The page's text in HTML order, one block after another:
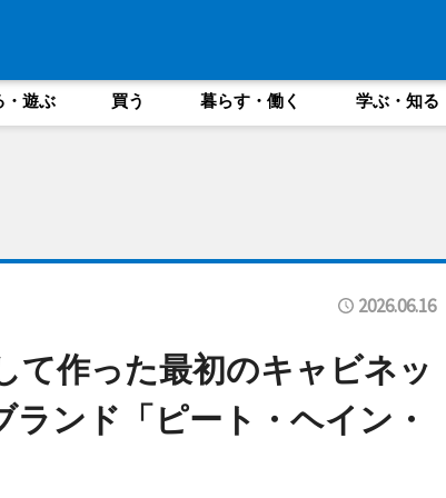
・遊ぶ 買う 暮らす・働く 学ぶ・知る
2026.06.16
て作った最初のキャビネッ
ランド「ピート・ヘイン・